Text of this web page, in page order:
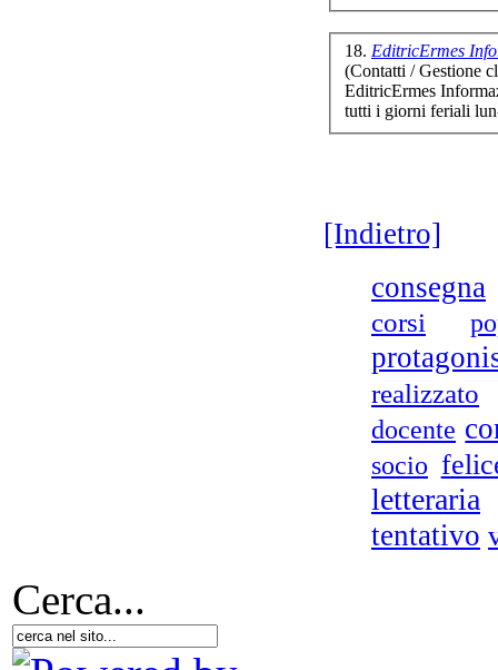
18. EditricErmes
(Contatti / Gestione
EditricErmes
tutti i giorni feriali
[Indietro]
consegna
corsi
realizzato
docente
socio
letteraria
tentativo
Cerca...